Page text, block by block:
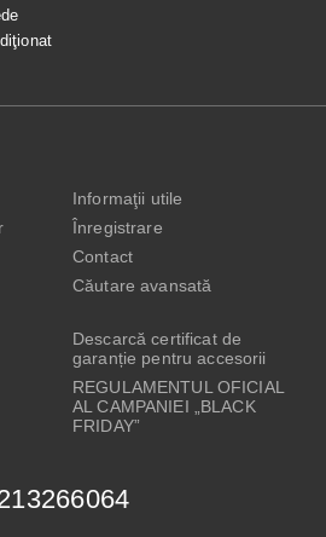
Informaţii utile
Înregistrare
Contact
Căutare avansată
Descarcă certificat de
garanție pentru accesorii
REGULAMENTUL OFICIAL
AL CAMPANIEI „BLACK
FRIDAY”